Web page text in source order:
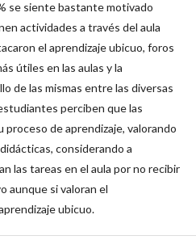
se siente bastante motivado
actividades a través del aula
el aprendizaje ubicuo, foros
útiles en las aulas y la
de las mismas entre las diversas
perciben que las
de aprendizaje, valorando
considerando a
las tareas en el aula por no recibir
aunque si valoran el
ubicuo.